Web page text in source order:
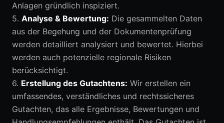
Anlagen gründlich inspiziert.
5. Analyse & Bewertung: Die gesammelten Daten
aus der Begehung und der Dokumentenprüfung
werden detailliert analysiert und bewertet. Hierbei
werden auch potenzielle regionale Risiken
berücksichtigt.
6. Erstellung des Gutachtens: Wir erstellen ein
umfassendes, verständliches und rechtssicheres
Gutachten, das alle Ergebnisse, Bewertungen und